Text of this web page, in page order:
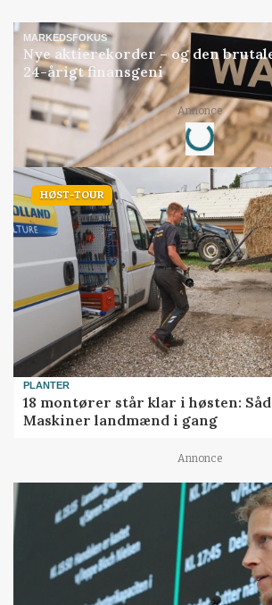
MARKEDSFOKUS
Nye aktierekorder – og den
24-årigt finansgeni
Annonce
Loading...
HØST-TOUR
PLANTER
18 montører står klar i høsten:
Maskiner landmænd i gang
Annonce